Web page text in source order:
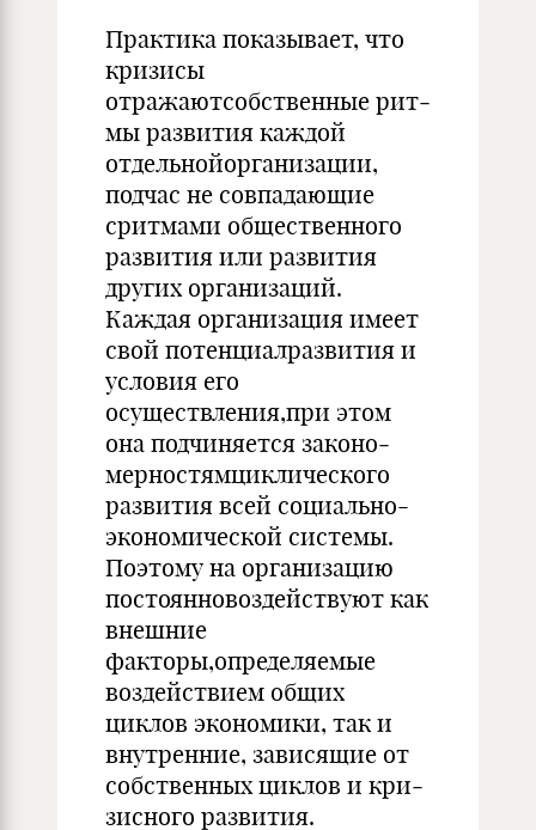
Практика показывает, что
кризисы
отражаютсобственные рит­
мы развития каждой
отдельнойорганизации,
подчас не совпадаю­щие
сритмами общественного
развития или развития
других орга­низаций.
Каждая организация имеет
свой потенциалразвития и
ус­ловия его
осуществления,при этом
она подчиняется законо­
мерностямциклического
развития всей социально-
экономической системы.
Поэтому на организацию
постоянновоздействуют как
внешние
факторы,определяемые
воздействием общих
циклов эко­номики, так и
внутренние, зависящие от
собственных циклов и кри­
зисного развития.